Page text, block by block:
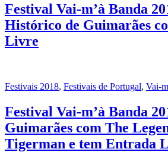
Festival Vai-m’à Banda
Histórico de Guimarães
Livre
Festivais 2018, Festivais de Portugal, Vai-
Festival Vai-m’à Banda
Guimarães com The
Tigerman e tem Entrada